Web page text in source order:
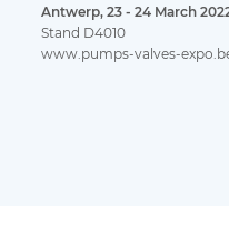
Antwerp, 23 - 24 March
Stand D4010
www.pumps-valves-